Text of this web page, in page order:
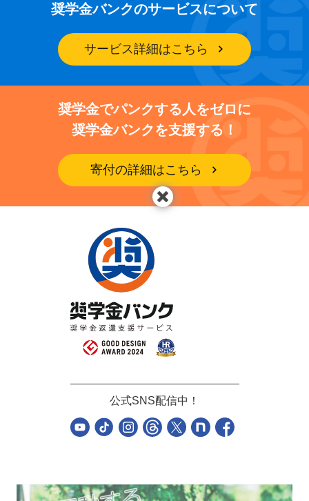
奨学金バンクのサービスについて
サービス詳細はこちら
奨学金でパンクする人をゼロに
奨学金バンクを支援する！
寄付の詳細はこちら
公式SNS配信中！